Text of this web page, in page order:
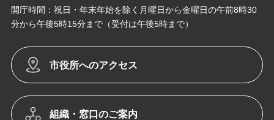
開庁時間：祝日・年末年始を除く月曜日から金曜日の午前8時30
分から午後5時15分まで（受付は午後5時まで）
市役所へのアクセス
組織・窓口のご案内